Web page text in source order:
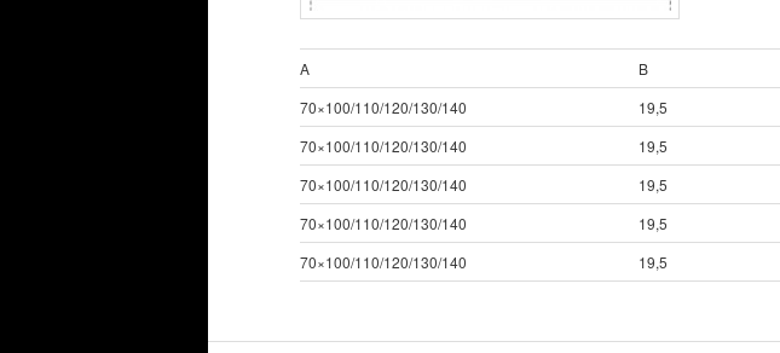
A B
70×100/110/120/130/140
19,5
70×100/110/120/130/140
19,5
70×100/110/120/130/140
19,5
70×100/110/120/130/140
19,5
70×100/110/120/130/140
19,5